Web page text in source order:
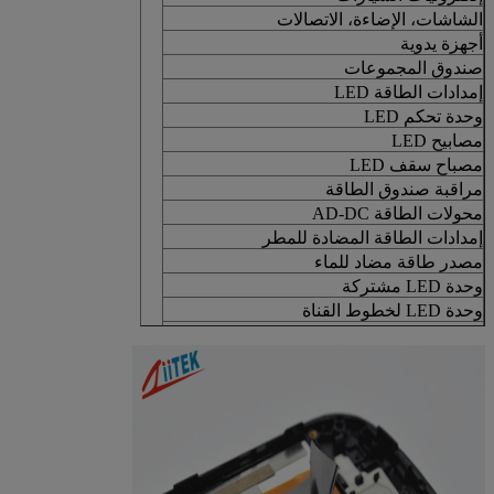
الشاشات، الإضاءة، الاتصالات
أجهزة يدوية
صندوق المجموعات
إمدادات الطاقة LED
وحدة تحكم LED
مصابيح LED
مصباح سقف LED
مراقبة صندوق الطاقة
محولات الطاقة AD-DC
إمدادات الطاقة المضادة للمطر
مصدر طاقة مضاد للماء
وحدة LED مشتركة
وحدة LED لخطوط القناة